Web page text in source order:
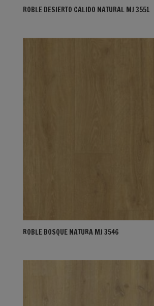
ROBLE DESIERTO CALIDO NATURAL MJ 3551
ROBLE BOSQUE NATURA MJ 3546